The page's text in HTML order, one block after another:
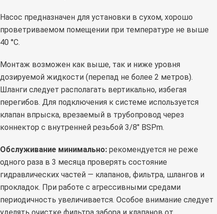
Насос предназначен для установки в сухом, хорошо
проветриваемом помещении при температуре не выше
40 °C.
Монтаж возможен как выше, так и ниже уровня
дозируемой жидкости (перепад не более 2 метров).
Шланги следует располагать вертикально, избегая
перегибов. Для подключения к системе используется
клапан впрыска, врезаемый в трубопровод через
коннектор с внутренней резьбой 3/8" BSPm.
Обслуживание минимально: рекомендуется не реже
одного раза в 3 месяца проверять состояние
гидравлических частей — клапанов, фильтра, шлангов и
прокладок. При работе с агрессивными средами
периодичность увеличивается. Особое внимание следует